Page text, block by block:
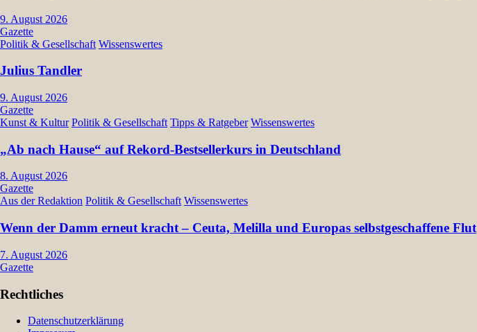
9. August 2026
Gazette
Politik & Gesellschaft Wissenswertes
Julius Tandler
9. August 2026
Gazette
Kunst & Kultur Politik & Gesellschaft Tipps & Ratgeber Wissenswertes
„Ab nach Hause“ auf Rekord-Bestsellerkurs in Deutschland
8. August 2026
Gazette
Aus der Redaktion Politik & Gesellschaft Wissenswertes
Wenn der Damm erneut kracht – Ceuta, Melilla und Europas selbstgeschaffene Flut
7. August 2026
Gazette
Rechtliches
Datenschutzerklärung